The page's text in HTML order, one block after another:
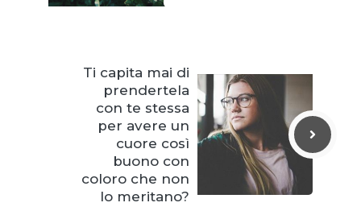
Ti capita mai di
prendertela
con te stessa
per avere un
cuore così
buono con
coloro che non
lo meritano?